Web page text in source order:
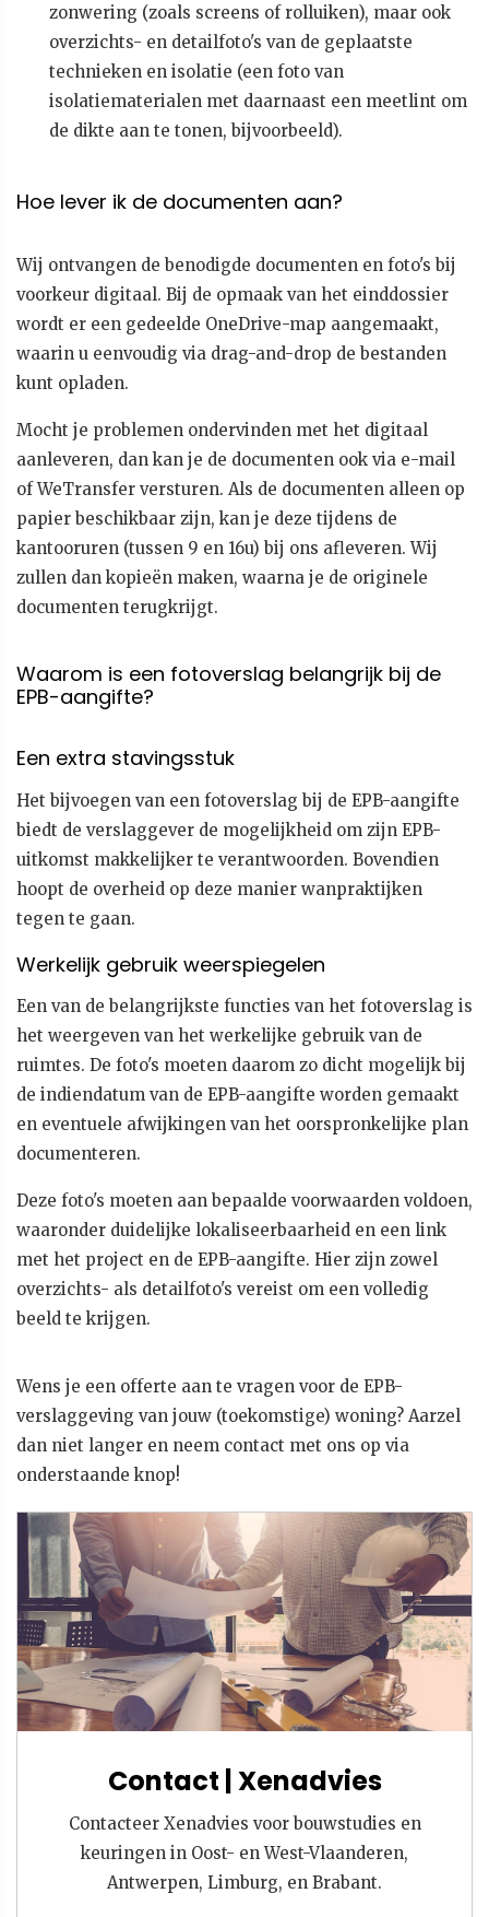
zonwering (zoals screens of rolluiken), maar ook
overzichts- en detailfoto's van de geplaatste
technieken en isolatie (een foto van
isolatiematerialen met daarnaast een meetlint om
de dikte aan te tonen, bijvoorbeeld).
Hoe lever ik de documenten aan?
Wij ontvangen de benodigde documenten en foto's bij
voorkeur digitaal. Bij de opmaak van het einddossier
wordt er een gedeelde OneDrive-map aangemaakt,
waarin u eenvoudig via drag-and-drop de bestanden
kunt opladen.
Mocht je problemen ondervinden met het digitaal
aanleveren, dan kan je de documenten ook via e-mail
of WeTransfer versturen. Als de documenten alleen op
papier beschikbaar zijn, kan je deze tijdens de
kantooruren (tussen 9 en 16u) bij ons afleveren. Wij
zullen dan kopieën maken, waarna je de originele
documenten terugkrijgt.
Waarom is een fotoverslag belangrijk bij de
EPB-aangifte?
Een extra stavingsstuk
Het bijvoegen van een fotoverslag bij de EPB-aangifte
biedt de verslaggever de mogelijkheid om zijn EPB-
uitkomst makkelijker te verantwoorden. Bovendien
hoopt de overheid op deze manier wanpraktijken
tegen te gaan.
Werkelijk gebruik weerspiegelen
Een van de belangrijkste functies van het fotoverslag is
het weergeven van het werkelijke gebruik van de
ruimtes. De foto's moeten daarom zo dicht mogelijk bij
de indiendatum van de EPB-aangifte worden gemaakt
en eventuele afwijkingen van het oorspronkelijke plan
documenteren.
Deze foto's moeten aan bepaalde voorwaarden voldoen,
waaronder duidelijke lokaliseerbaarheid en een link
met het project en de EPB-aangifte. Hier zijn zowel
overzichts- als detailfoto's vereist om een volledig
beeld te krijgen.
Wens je een offerte aan te vragen voor de EPB-
verslaggeving van jouw (toekomstige) woning? Aarzel
dan niet langer en neem contact met ons op via
onderstaande knop!
Contact | Xenadvies
Contacteer Xenadvies voor bouwstudies en
keuringen in Oost- en West-Vlaanderen,
Antwerpen, Limburg, en Brabant.